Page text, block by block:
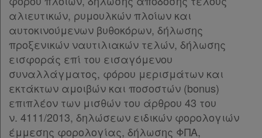
αλιευτικών, ρυμουλκών πλοίων και
αυτοκινούμενων βυθοκόρων, δήλωσης
προξενικών ναυτιλιακών τελών, δήλωσης
εισφοράς επί του εισαγόμενου
συναλλάγματος, φόρου μερισμάτων και
εκτάκτων αμοιβών και ποσοστών (bonus)
επιπλέον των μισθών του άρθρου 43 του
ν. 4111/2013, δηλώσεων ειδικών φορολογιών
έμμεσης φορολογίας, δήλωσης ΦΠΑ,